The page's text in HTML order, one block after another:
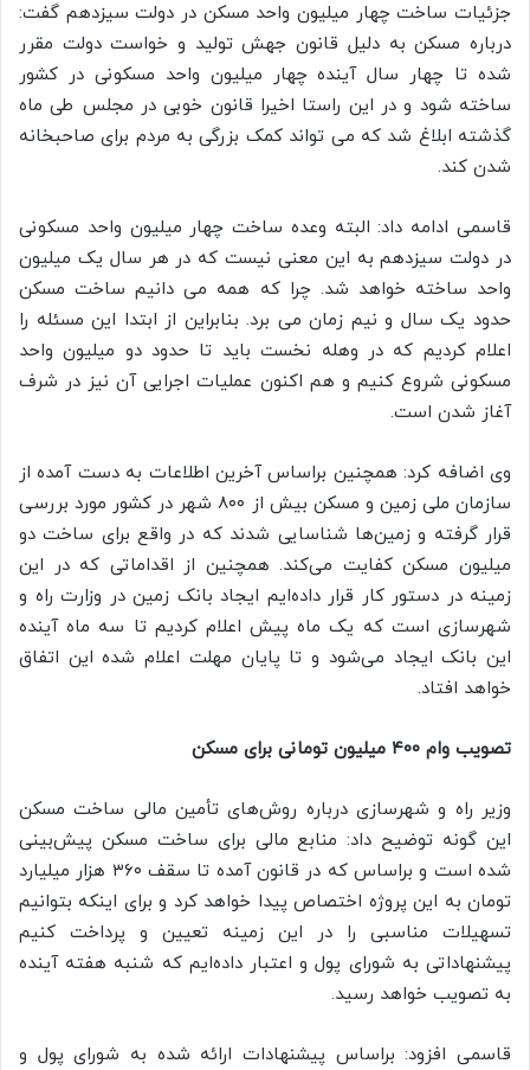
جزئیات ساخت چهار میلیون واحد مسکن در دولت سیزدهم گفت:
درباره مسکن به دلیل قانون جهش تولید و خواست دولت مقرر
شده تا چهار سال آینده چهار میلیون واحد مسکونی در کشور
ساخته شود و در این راستا اخیرا قانون خوبی در مجلس طی ماه
گذشته ابلاغ شد که می تواند کمک بزرگی به مردم برای صاحبخانه
شدن کند.
قاسمی ادامه داد: البته وعده ساخت چهار میلیون واحد مسکونی
در دولت سیزدهم به این معنی نیست که در هر سال یک میلیون
واحد ساخته خواهد شد. چرا که همه می دانیم ساخت مسکن
حدود یک سال و نیم زمان می برد. بنابراین از ابتدا این مسئله را
اعلام کردیم که در وهله نخست باید تا حدود دو میلیون واحد
مسکونی شروع کنیم و هم اکنون عملیات اجرایی آن نیز در شرف
آغاز شدن است.
وی اضافه کرد: همچنین براساس آخرین اطلاعات به دست آمده از
سازمان ملی زمین و مسکن بیش از ۸۰۰ شهر در کشور مورد بررسی
قرار گرفته و زمین‌ها شناسایی شدند که در واقع برای ساخت دو
میلیون مسکن کفایت می‌کند. همچنین از اقداماتی که در این
زمینه در دستور کار قرار داده‌ایم ایجاد بانک زمین در وزارت راه و
شهرسازی است که یک ماه پیش اعلام کردیم تا سه ماه آینده
این بانک ایجاد می‌شود و تا پایان مهلت اعلام شده این اتفاق
خواهد افتاد.
تصویب وام ۴۰۰ میلیون تومانی برای مسکن
وزیر راه و شهرسازی درباره روش‌های تأمین مالی ساخت مسکن
این گونه توضیح داد:‌ منابع مالی برای ساخت مسکن پیش‌بینی
شده است و براساس که در قانون آمده تا سقف ۳۶۰ هزار میلیارد
تومان به این پروژه اختصاص پیدا خواهد کرد و برای اینکه بتوانیم
تسهیلات مناسبی را در این زمینه تعیین و پرداخت کنیم
پیشنهاداتی به شورای پول و اعتبار داده‌ایم که شنبه هفته آینده
به تصویب خواهد رسید.
قاسمی افزود: براساس پیشنهادات ارائه شده به شورای پول و